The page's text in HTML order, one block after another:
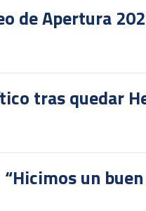
de Apertura
tras quedar
un